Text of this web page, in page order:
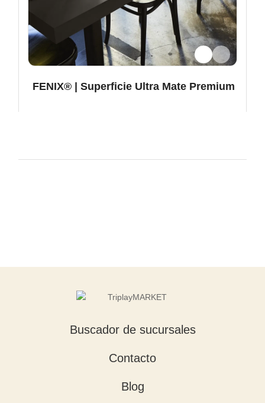
FENIX® | Superficie Ultra Mate Premium
Buscador de sucursales
Contacto
Blog